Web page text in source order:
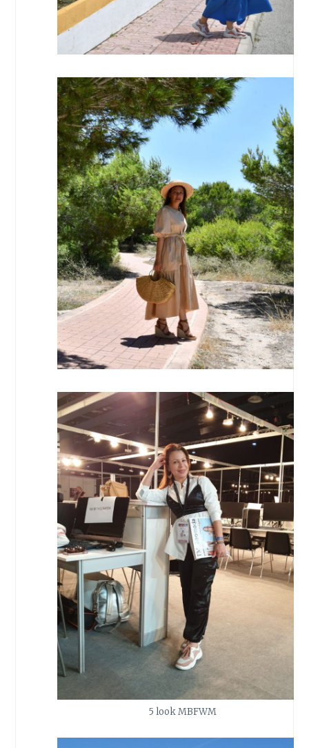
5 look MBFWM